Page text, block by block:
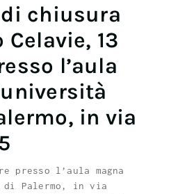
chiusura
13
l’aula
in via
presso l’aula magna
di Palermo, in via